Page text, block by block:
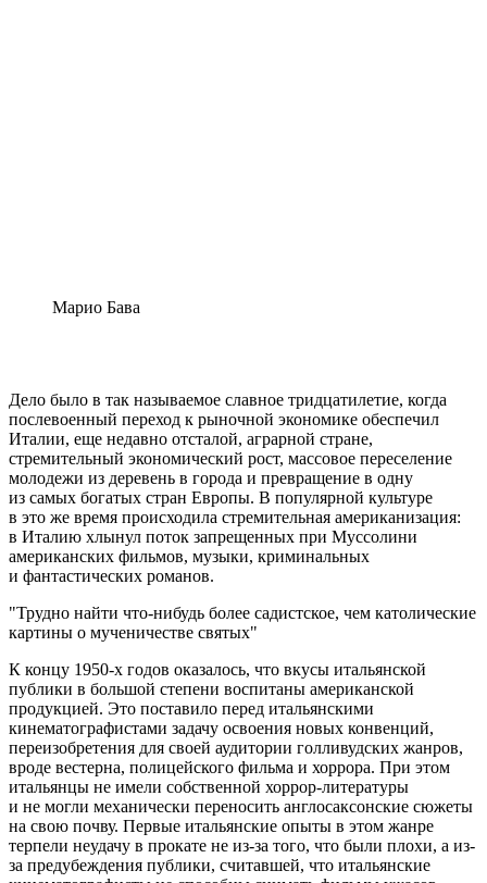
Марио Бава
Дело было в так называемое славное тридцатилетие, когда
послевоенный переход к рыночной экономике обеспечил
Италии, еще недавно отсталой, аграрной стране,
стремительный экономический рост, массовое переселение
молодежи из деревень в города и превращение в одну
из самых богатых стран Европы. В популярной культуре
в это же время происходила стремительная американизация:
в Италию хлынул поток запрещенных при Муссолини
американских фильмов, музыки, криминальных
и фантастических романов.
Трудно найти что-нибудь более садистское, чем католические
картины о мученичестве святых
К концу 1950-х годов оказалось, что вкусы итальянской
публики в большой степени воспитаны американской
продукцией. Это поставило перед итальянскими
кинематографистами задачу освоения новых конвенций,
переизобретения для своей аудитории голливудских жанров,
вроде вестерна, полицейского фильма и хоррора. При этом
итальянцы не имели собственной хоррор-литературы
и не могли механически переносить англосаксонские сюжеты
на свою почву. Первые итальянские опыты в этом жанре
терпели неудачу в прокате не из-за того, что были плохи, а из-
за предубеждения публики, считавшей, что итальянские